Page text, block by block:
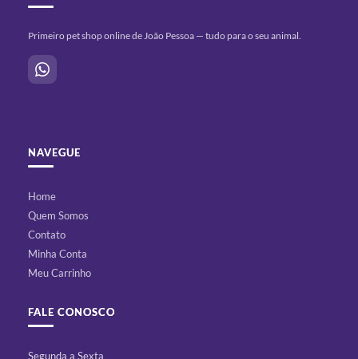
Primeiro pet shop online de João Pessoa — tudo para o seu animal.
NAVEGUE
Home
Quem Somos
Contato
Minha Conta
Meu Carrinho
FALE CONOSCO
Segunda a Sexta